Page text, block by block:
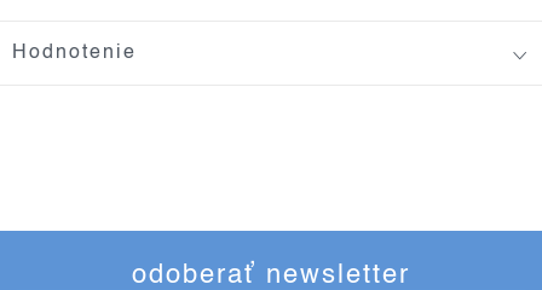
Hodnotenie
odoberať newsletter